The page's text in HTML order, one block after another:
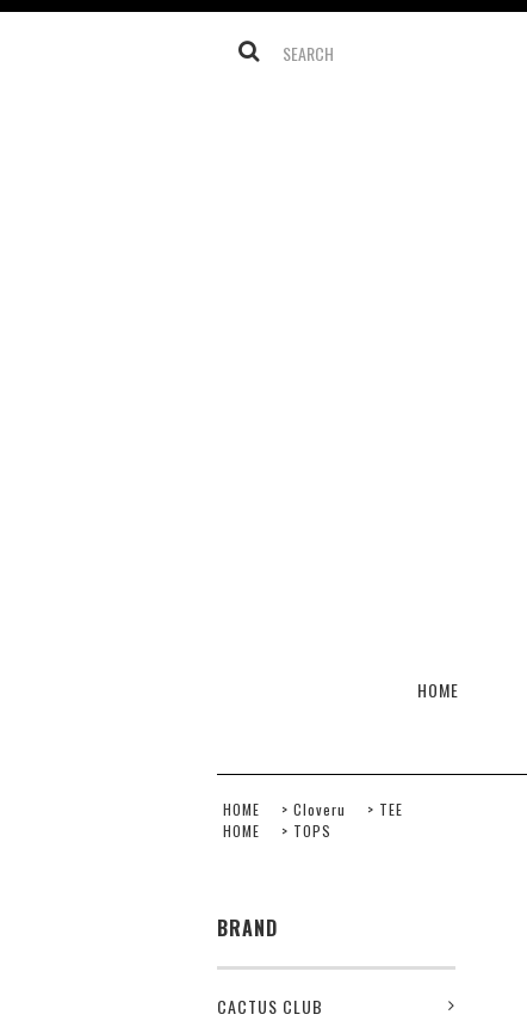
HOME
HOME > Cloveru > TEE
HOME
> TOPS
BRAND
CACTUS CLUB